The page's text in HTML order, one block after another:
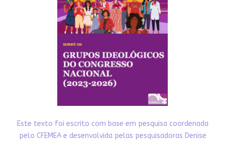
Este texto foi escrito com base em pesquisa coordenada
pelo CFEMEA e desenvolvida pelas pesquisadoras Denise